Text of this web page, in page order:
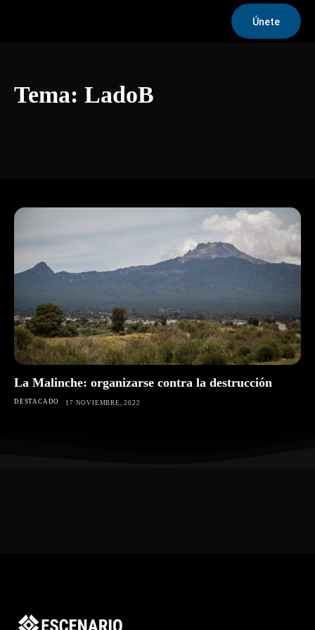
Únete
Tema: LadoB
La Malinche: organizarse contra la destrucción
DESTACADO 17 NOVIEMBRE, 2022